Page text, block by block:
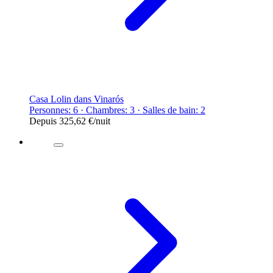
Casa Lolin dans Vinarós
Personnes: 6 · Chambres: 3 · Salles de bain: 2
Depuis 325,62 €/nuit